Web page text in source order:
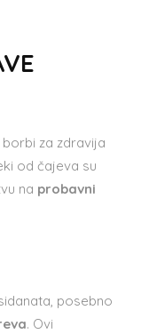
za zdravija
od čajeva su
na probavni
posebno
. Ovi